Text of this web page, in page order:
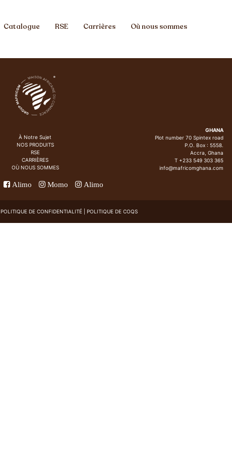
Catalogue RSE Carrières Où nous sommes
À Notre Sujet
NOS PRODUITS
RSE
CARRIÈRES
OÙ NOUS SOMMES
Alimo Momo Alimo
GHANA
Plot number 70 Spintex road
P.O. Box : 5558.
Accra, Ghana
T +233 549 303 365
info@mafricomghana.com
POLITIQUEDE CONFIDENTIALITÉ | POLITIQUE DE COQS